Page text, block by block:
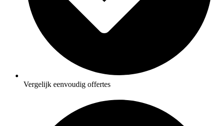
Vergelijk eenvoudig offertes